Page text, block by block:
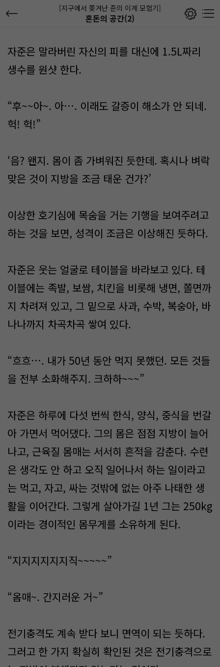
[지구에서 쫒겨난 준의 이계 모험기]
혼돈의 공간(2)
자준은 말라버린 자신의 피를 대신에 1.5L짜리
생수를 원샷 한다.
“후~~아~. 아…. 이래도 갈증이 해소가 안 되네.
헉! 헉!”
‘음? 왠지. 몸이 좀 가벼워진 듯한데. 혹시나 벼락
맞은 것이 지방을 조금 태운 건가?’
이상한 호기심에 목숨을 거는 기행을 보여주려고
하는 것을 보면, 성격이 조금은 이상해진 듯하다.
자준은 웃는 얼굴로 테이블을 바라보고 있다. 테
이블에는 족발, 보쌈, 치킨을 비롯해 냉면, 쫄면까
지 차려져 있고, 그 밑으로 사과, 수박, 복숭아, 바
나나까지 차곡차곡 쌓여 있다.
“흐흐…. 내가 50년 동안 먹지 못했던. 모든 것들
을 전부 소화해주지. 크하하~~~”
자준은 하루에 다섯 번씩 한식, 양식, 중식을 번갈
아 가면서 먹어댔다. 그의 몸은 점점 지방이 늘어
나고, 근육질 몸매는 서서히 흔적을 감춘다. 수련
은 생각도 안 하고 오직 일어나서 하는 일이라고
는 먹고, 자고, 싸는 것밖에 없는 아주 나태한 생
활을 이어간다. 그렇게 살아가길 1년 그는 250kg
이라는 경이적인 몸무게를 소유하게 된다.
“지지지지지지직~~~~~”
“옴매~. 간지러운 거~”
전기충격도 계속 받다 보니 면역이 되는 듯하다.
그러고 한 가지 확실히 확인된 것은 전기충격으로